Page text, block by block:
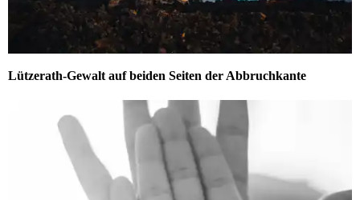
Lützerath-Gewalt auf beiden Seiten der Abbruchkante